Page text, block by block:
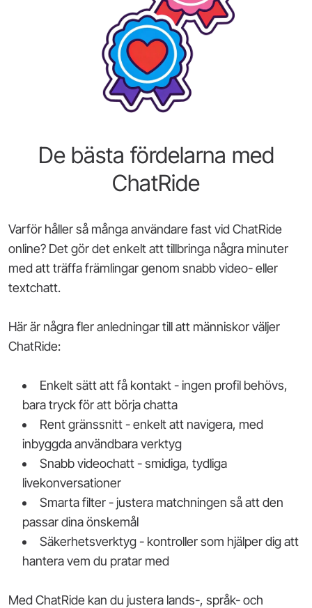
De bästa fördelarna med
ChatRide
Varför håller så många användare fast vid ChatRide
online? Det gör det enkelt att tillbringa några minuter
med att träffa främlingar genom snabb video- eller
textchatt.
Här är några fler anledningar till att människor väljer
ChatRide:
Enkelt sätt att få kontakt - ingen profil behövs,
bara tryck för att börja chatta
Rent gränssnitt - enkelt att navigera, med
inbyggda användbara verktyg
Snabb videochatt - smidiga, tydliga
livekonversationer
Smarta filter - justera matchningen så att den
passar dina önskemål
Säkerhetsverktyg - kontroller som hjälper dig att
hantera vem du pratar med
Med ChatRide kan du justera lands-, språk- och